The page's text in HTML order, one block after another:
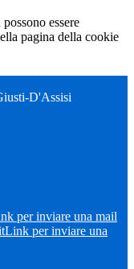
essere
pagina della cookie
D'Assisi
per inviare una mail
Link per inviare una